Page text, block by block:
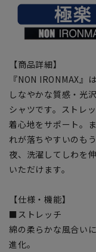
【商品詳細】
『NON IRONMAX』
しなやかな質感・光
シャツです。ストレ
着心地をサポート。
れが落ちやすいのも
夜、洗濯してしわを
いただけます。
【仕様・機能】
■ストレッチ
綿の柔らかな風合い
進化。